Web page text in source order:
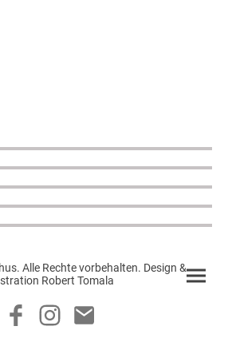
Alle Rechte vorbehalten. Design &
Robert Tomala